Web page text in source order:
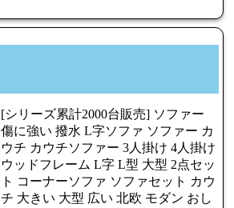
[シリーズ累計2000台販売] ソファー
傷に強い 撥水 L字ソファ ソファー カ
ウチ カウチソファー 3人掛け 4人掛け
ウッドフレーム L字 L型 大型 2点セッ
ト コーナーソファ ソファセット カウ
チ 大きい 大型 広い 北欧 モダン おし